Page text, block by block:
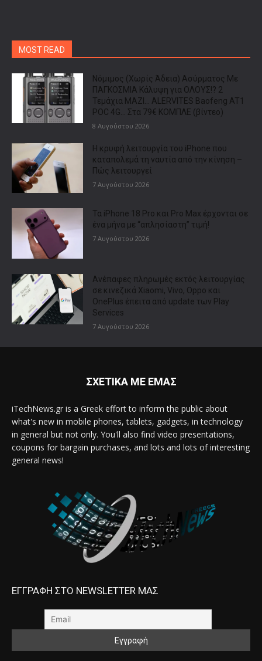
MOST READ
Νόμιμος (Χωρίς Άδεια) Ασύρματος Με
ΠΑΓΚΟΣΜΙΑ Κάλυψη για ΟΛΟΥΣ!? 2
Τεμάχια ΜΑΖΙ… ALERVITES Baofeng AT1
POC 4G… Στα 79€ ΚΟΜΠΛΕ (βίντεο)
8 Αυγούστου 2026
Η κρυφή λειτουργία του iPhone που
καταπολεμά τη ναυτία από την κίνηση –
Πώς λειτουργεί
7 Αυγούστου 2026
Τα iPhone 18 Pro και Pro Max έρχονται σε
ένα μήνα με “απλησίαστη” τιμή!
7 Αυγούστου 2026
Ανέπαφες πληρωμές εκτός λειτουργίας
σε κινεζικά Xiaomi, Vivo, Oppo και
OnePlus έπειτα από update των Play
Services
7 Αυγούστου 2026
ΣΧΕΤΙΚΑ ΜΕ ΕΜΑΣ
iTechNews.gr is a Greek effort to inform the public about
what's new in mobile phones, tablets, gadgets, in technology
in general but not only. You'll also find video presentations,
coupons for bargain purchases, and lots and lots of interesting
general news!
ΕΓΓΡΑΦΗ ΣΤΟ NEWSLETTER ΜΑΣ